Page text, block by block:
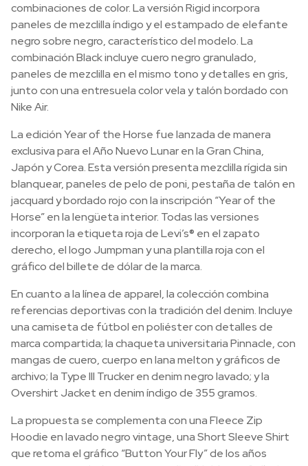
combinaciones de color. La versión Rigid incorpora
paneles de mezclilla índigo y el estampado de elefante
negro sobre negro, característico del modelo. La
combinación Black incluye cuero negro granulado,
paneles de mezclilla en el mismo tono y detalles en gris,
junto con una entresuela color vela y talón bordado con
Nike Air.
La edición Year of the Horse fue lanzada de manera
exclusiva para el Año Nuevo Lunar en la Gran China,
Japón y Corea. Esta versión presenta mezclilla rígida sin
blanquear, paneles de pelo de poni, pestaña de talón en
jacquard y bordado rojo con la inscripción “Year of the
Horse” en la lengüeta interior. Todas las versiones
incorporan la etiqueta roja de Levi’s® en el zapato
derecho, el logo Jumpman y una plantilla roja con el
gráfico del billete de dólar de la marca.
En cuanto a la línea de apparel, la colección combina
referencias deportivas con la tradición del denim. Incluye
una camiseta de fútbol en poliéster con detalles de
marca compartida; la chaqueta universitaria Pinnacle, con
mangas de cuero, cuerpo en lana melton y gráficos de
archivo; la Type III Trucker en denim negro lavado; y la
Overshirt Jacket en denim índigo de 355 gramos.
La propuesta se complementa con una Fleece Zip
Hoodie en lavado negro vintage, una Short Sleeve Shirt
que retoma el gráfico “Button Your Fly” de los años